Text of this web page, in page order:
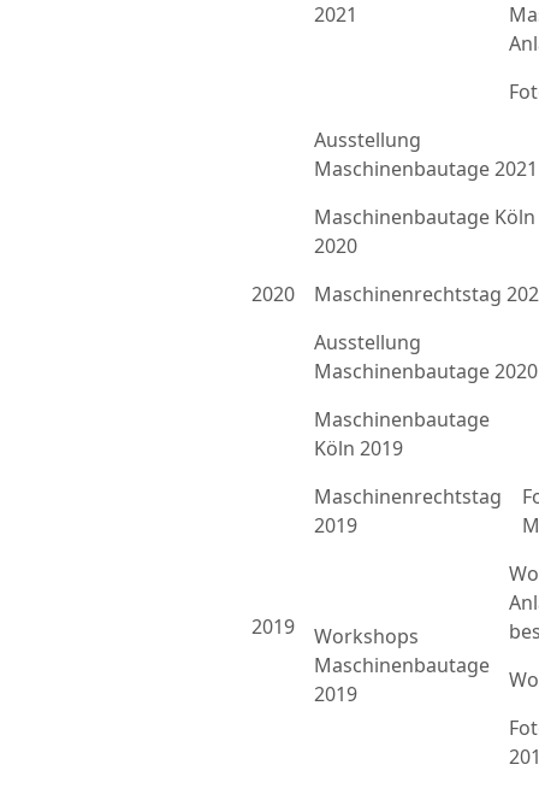
2021
Ausstellung
Maschinenbautage 2021
2020
Maschinenbautage Köln
2020
Maschinenrechtstag
Ausstellung
Maschinenbautage 2020
2019
Maschinenbautage
Köln 2019
Maschinenrechtstag
2019
Workshops
Maschinenbautage
2019